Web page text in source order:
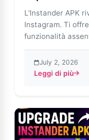
L'Instander APK
Instagram. Ti
funzionalità
July 2, 2026
Leggi di più
about